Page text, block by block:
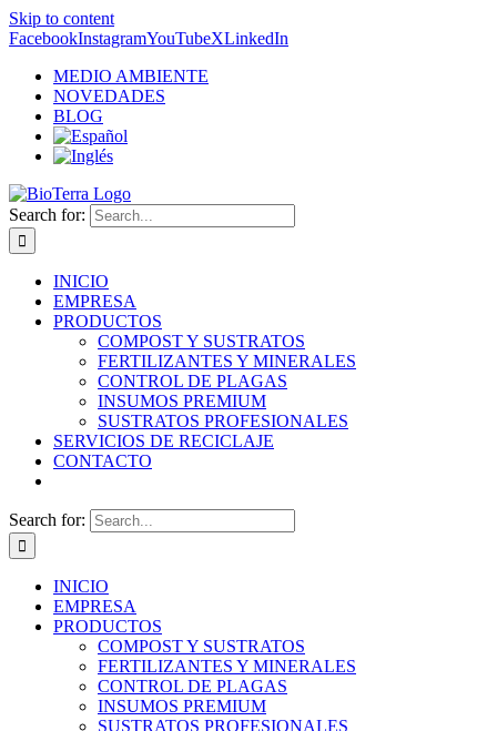
Skip to content
FacebookInstagramYouTubeXLinkedIn
MEDIO AMBIENTE
NOVEDADES
BLOG
Search for:
INICIO
EMPRESA
PRODUCTOS
COMPOST Y SUSTRATOS
FERTILIZANTES Y MINERALES
CONTROL DE PLAGAS
INSUMOS PREMIUM
SUSTRATOS PROFESIONALES
SERVICIOS DE RECICLAJE
CONTACTO
Search for:
INICIO
EMPRESA
PRODUCTOS
COMPOST Y SUSTRATOS
FERTILIZANTES Y MINERALES
CONTROL DE PLAGAS
INSUMOS PREMIUM
SUSTRATOS PROFESIONALES